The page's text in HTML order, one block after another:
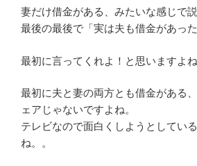
妻だけ借金がある、みたいな感じで
最後の最後で「実は夫も借金があった
最初に言ってくれよ！と思いますよね
最初に夫と妻の両方とも借金がある
ェアじゃないですよね。
テレビなので面白くしようとしてい
ね。。